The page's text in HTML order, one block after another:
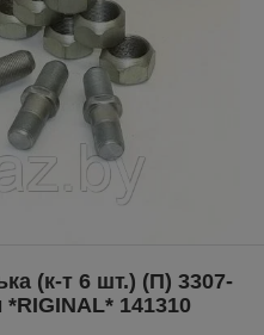
(к-т 6 шт.) (П) 3307-
141310